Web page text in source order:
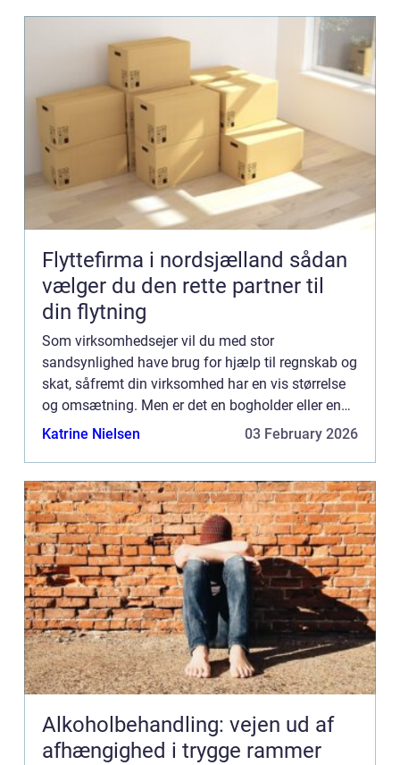
Flyttefirma i nordsjælland sådan
vælger du den rette partner til
din flytning
Som virksomhedsejer vil du med stor
sandsynlighed have brug for hjælp til regnskab og
skat, såfremt din virksomhed har en vis størrelse
og omsætning. Men er det en bogholder eller en
revisor, du har brug for? Hvad er en bogho...
Katrine Nielsen 03 February 2026
Alkoholbehandling: vejen ud af
afhængighed i trygge rammer